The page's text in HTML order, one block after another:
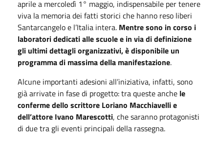
aprile a mercoledì 1° maggio, indispensabile per tenere
viva la memoria dei fatti storici che hanno reso liberi
Santarcangelo e l’Italia intera. Mentre sono in corso i
laboratori dedicati alle scuole e in via di definizione
gli ultimi dettagli organizzativi, è disponibile un
programma di massima della manifestazione.
Alcune importanti adesioni all’iniziativa, infatti, sono
già arrivate in fase di progetto: tra queste anche le
conferme dello scrittore Loriano Macchiavelli e
dell’attore Ivano Marescotti, che saranno protagonisti
di due tra gli eventi principali della rassegna.